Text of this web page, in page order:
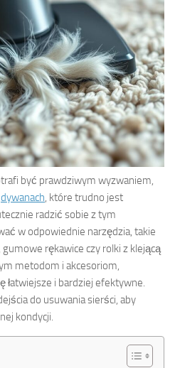
być prawdziwym wyzwaniem,
dywanach , które trudno jest
radzić sobie z tym
w odpowiednie narzędzia, takie
rękawice czy rolki z klejącą
metodom i akcesoriom,
łatwiejsze i bardziej efektywne.
do usuwania sierści, aby
kondycji.